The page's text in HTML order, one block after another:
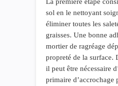
sol en le nettoyant
éliminer toutes les
graisses. Une bonne
mortier de ragréage
propreté de la surface.
il peut être nécessaire
primaire d’accrochage